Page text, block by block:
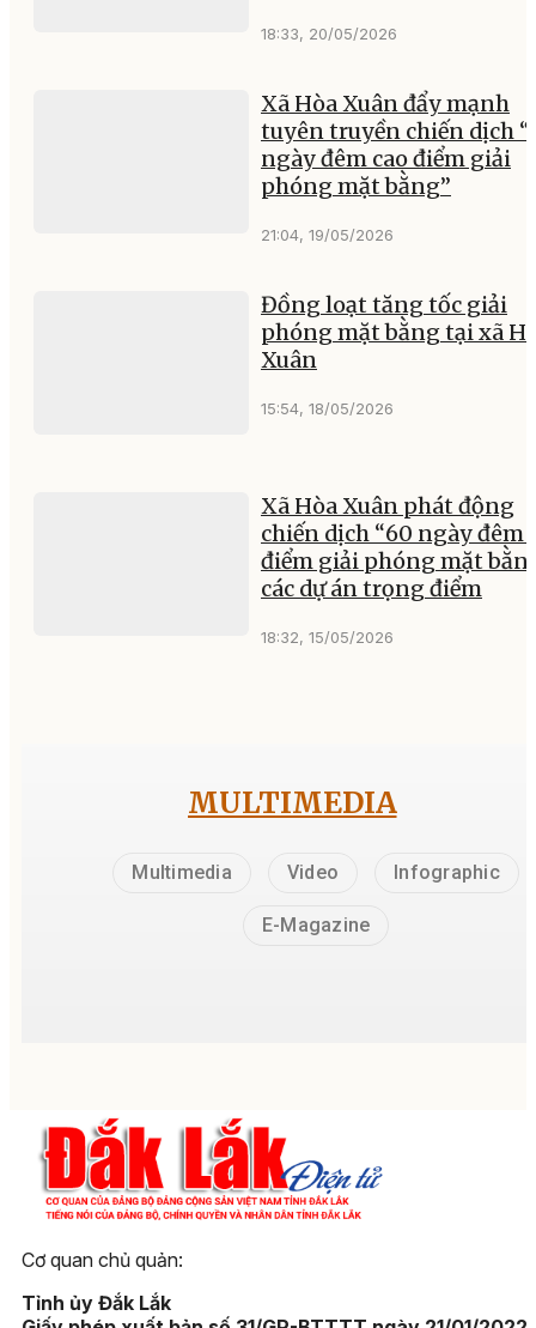
18:33, 20/05/2026
Xã Hòa Xuân đẩy mạnh
tuyên truyền chiến dịch
ngày đêm cao điểm giải
phóng mặt bằng”
21:04, 19/05/2026
Đồng loạt tăng tốc giải
phóng mặt bằng tại xã
Xuân
15:54, 18/05/2026
Xã Hòa Xuân phát động
chiến dịch “60 ngày đêm
điểm giải phóng mặt
các dự án trọng điểm
18:32, 15/05/2026
MULTIMEDIA
Multimedia Video Infographic
E-Magazine
Cơ quan chủ quản:
Tỉnh ủy Đắk Lắk